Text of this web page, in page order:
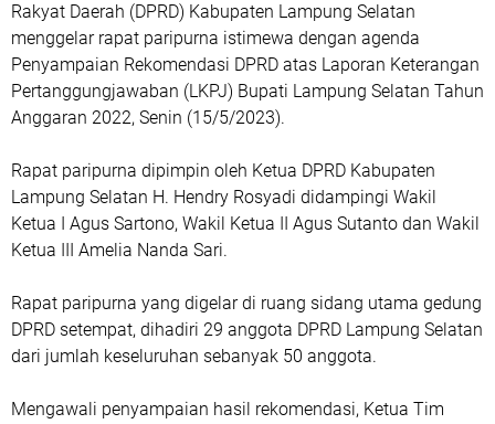
Rakyat Daerah (DPRD) Kabupaten Lampung Selatan
menggelar rapat paripurna istimewa dengan agenda
Penyampaian Rekomendasi DPRD atas Laporan Keterangan
Pertanggungjawaban (LKPJ) Bupati Lampung Selatan Tahun
Anggaran 2022, Senin (15/5/2023).
Rapat paripurna dipimpin oleh Ketua DPRD Kabupaten
Lampung Selatan H. Hendry Rosyadi didampingi Wakil
Ketua I Agus Sartono, Wakil Ketua II Agus Sutanto dan Wakil
Ketua III Amelia Nanda Sari.
Rapat paripurna yang digelar di ruang sidang utama gedung
DPRD setempat, dihadiri 29 anggota DPRD Lampung Selatan
dari jumlah keseluruhan sebanyak 50 anggota.
Mengawali penyampaian hasil rekomendasi, Ketua Tim